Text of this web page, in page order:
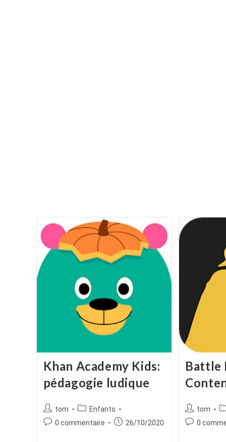
Khan Academy Kids:
pédagogie ludique
Auteur/autrice
de
tom
Post
category:
Enfants
Commentaires
0 commentaire
Publication
26/10/2020
Battle
Auteur/
de
tom
0